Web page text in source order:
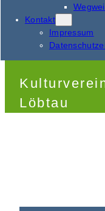
Kontakt
Impressum
Löbtau